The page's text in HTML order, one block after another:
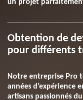
un projet
Obtention de
pour différents
Notre entreprise Pro
années d’expérience
artisans passionnés